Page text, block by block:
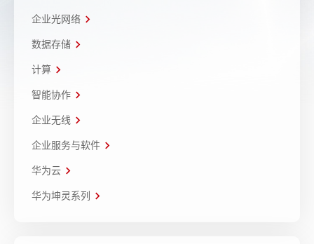
企业光网络
数据存储
计算
智能协作
企业无线
企业服务与软件
华为云
华为坤灵系列